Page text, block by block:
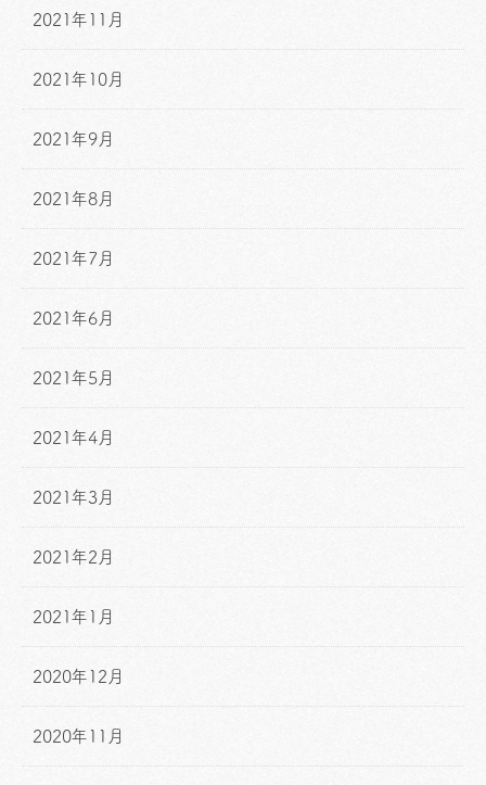
2021年11月
2021年10月
2021年9月
2021年8月
2021年7月
2021年6月
2021年5月
2021年4月
2021年3月
2021年2月
2021年1月
2020年12月
2020年11月